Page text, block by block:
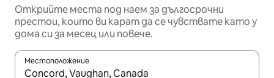
Открийте места под наем за дългосрочни
престои, които ви карат да се чувствате като у
дома си за месец или повече.
Местоположение
Когато резултатите се покажат, използвайте